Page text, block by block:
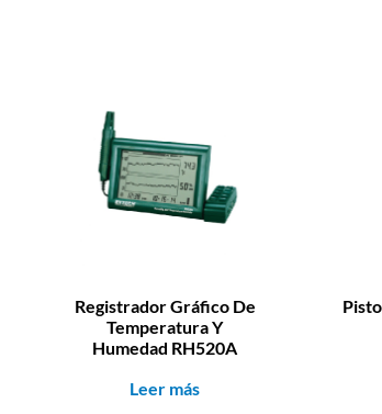
Registrador Gráfico De
Temperatura Y
Humedad RH520A
Leer más